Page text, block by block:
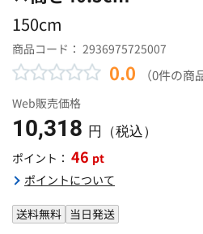
150cm
商品コード： 2936975725007
0.0 （0件の商
Web販売価格
10,318 円（税込）
ポイント： 46 pt
ポイントについて
送料無料 当日発送